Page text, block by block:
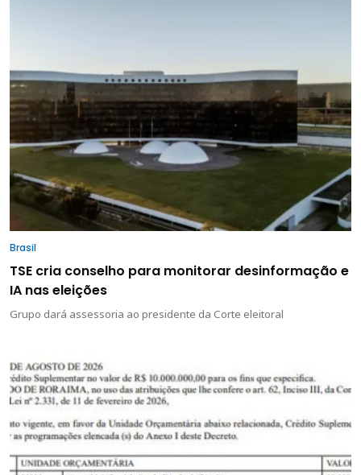
Brasil
TSE cria conselho para monitorar desinformação e
IA nas eleições
Grupo dará assessoria ao presidente da Corte eleitoral